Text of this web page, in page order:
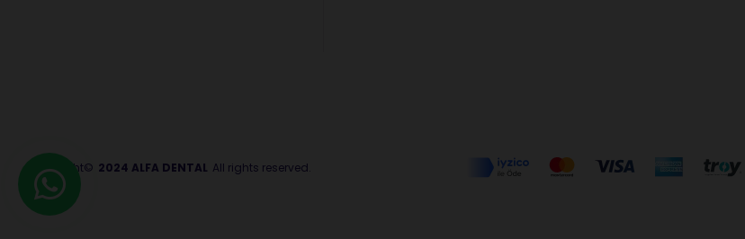
Copyright© 2024 ALFA DENTAL All rights reserved.